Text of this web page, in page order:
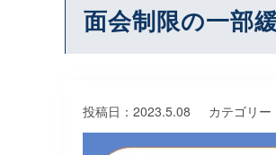
面会制限の一部
投稿日： 2023.5.08 カテゴリー